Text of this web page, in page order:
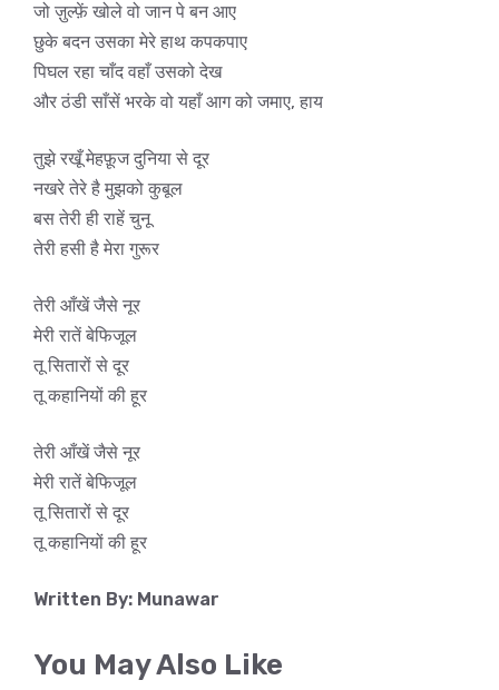
जो ज़ुल्फ़ें खोले वो जान पे बन आए
छुके बदन उसका मेरे हाथ कपकपाए
पिघल रहा चाँद वहाँ उसको देख
और ठंडी साँसें भरके वो यहाँ आग को जमाए, हाय
तुझे रखूँ मेहफ़ूज दुनिया से दूर
नखरे तेरे है मुझको कुबूल
बस तेरी ही राहें चुनू
तेरी हसी है मेरा गुरूर
तेरी आँखें जैसे नूर
मेरी रातें बेफिजूल
तू सितारों से दूर
तू कहानियों की हूर
तेरी आँखें जैसे नूर
मेरी रातें बेफिजूल
तू सितारों से दूर
तू कहानियों की हूर
Written By: Munawar
You May Also Like